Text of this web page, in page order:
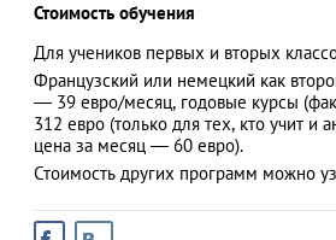
Стоимость обучения
Для учеников первых и вторых
Французский или немецкий как
— 39 евро/месяц, годовые курсы
312 евро (только для тех, кто учит и
цена за месяц — 60 евро).
Стоимость других программ можно